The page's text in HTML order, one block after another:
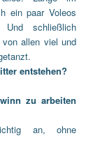
ein paar Voleos
schließlich
allen viel und
entstehen?
zu arbeiten
an, ohne